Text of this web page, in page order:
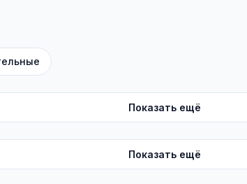
Показать ещё
Показать ещё